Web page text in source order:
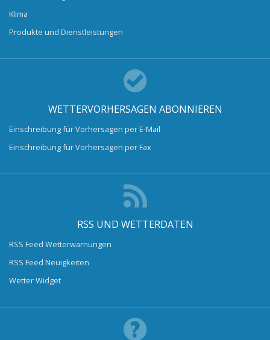
Klima
Produkte und Dienstleistungen
WETTERVORHERSAGEN ABONNIEREN
Einschreibung für Vorhersagen per E-Mail
Einschreibung für Vorhersagen per Fax
RSS UND WETTERDATEN
RSS Feed Wetterwarnungen
RSS Feed Neuigkeiten
Wetter Widget